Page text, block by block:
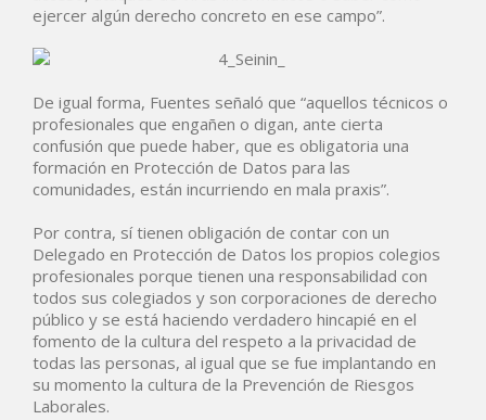
ejercer algún derecho concreto en ese campo”.
De igual forma, Fuentes señaló que “aquellos técnicos o
profesionales que engañen o digan, ante cierta
confusión que puede haber, que es obligatoria una
formación en Protección de Datos para las
comunidades, están incurriendo en mala praxis”.
Por contra, sí tienen obligación de contar con un
Delegado en Protección de Datos los propios colegios
profesionales porque tienen una responsabilidad con
todos sus colegiados y son corporaciones de derecho
público y se está haciendo verdadero hincapié en el
fomento de la cultura del respeto a la privacidad de
todas las personas, al igual que se fue implantando en
su momento la cultura de la Prevención de Riesgos
Laborales.